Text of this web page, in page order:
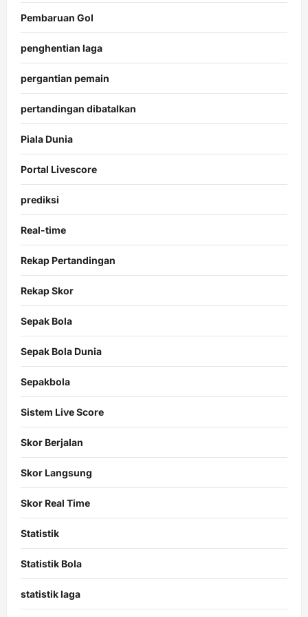
Pembaruan Gol
penghentian laga
pergantian pemain
pertandingan dibatalkan
Piala Dunia
Portal Livescore
prediksi
Real-time
Rekap Pertandingan
Rekap Skor
Sepak Bola
Sepak Bola Dunia
Sepakbola
Sistem Live Score
Skor Berjalan
Skor Langsung
Skor Real Time
Statistik
Statistik Bola
statistik laga